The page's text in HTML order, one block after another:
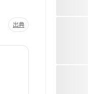
出典